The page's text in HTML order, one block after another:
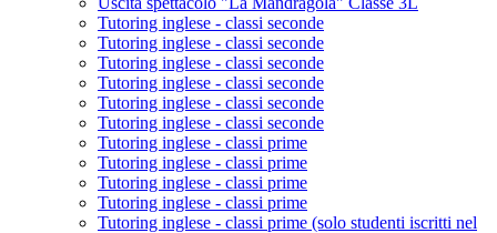
Tutoring inglese - classi seconde
Tutoring inglese - classi seconde
Tutoring inglese - classi seconde
Tutoring inglese - classi seconde
Tutoring inglese - classi seconde
Tutoring inglese - classi seconde
Tutoring inglese - classi prime
Tutoring inglese - classi prime
Tutoring inglese - classi prime
Tutoring inglese - classi prime
Tutoring inglese - classi prime (solo studenti iscritti nel